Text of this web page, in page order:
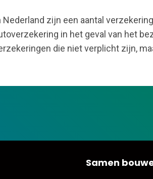
Nederland zijn een aantal
in het geval van het
die niet verplicht zijn,
Samen